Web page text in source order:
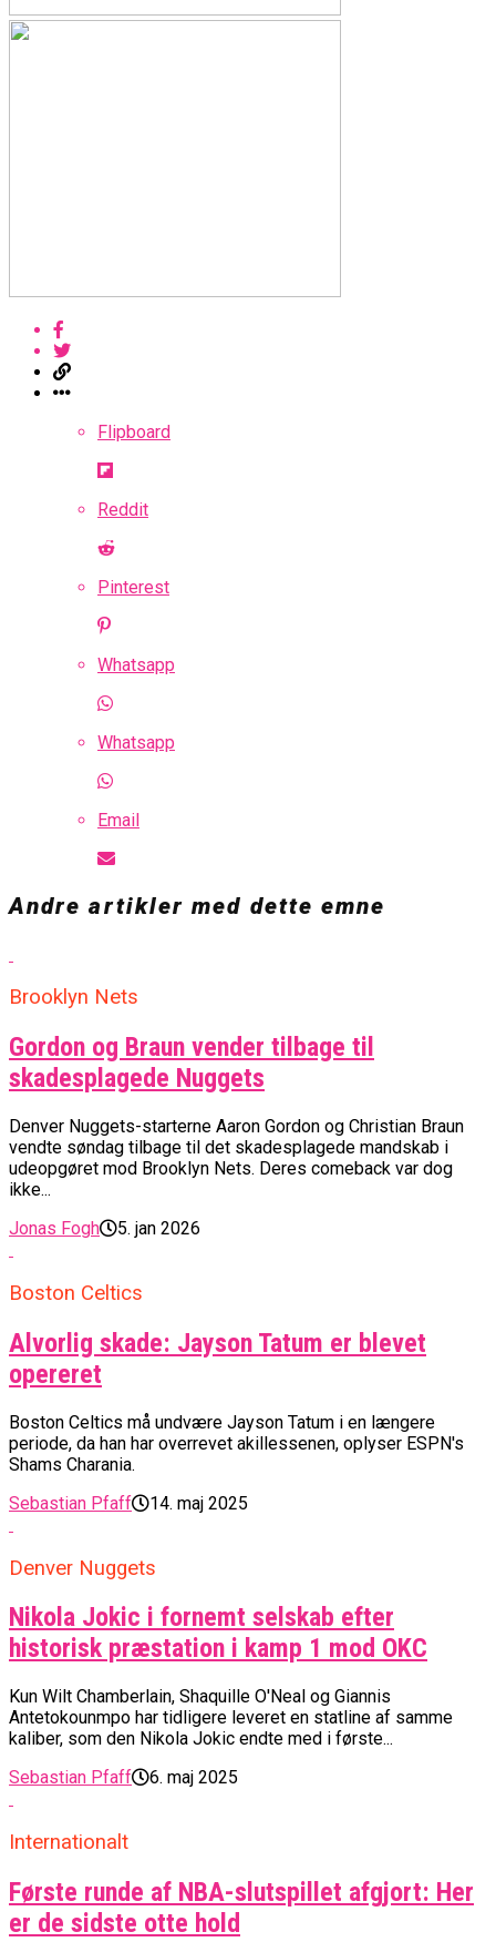
Flipboard
Reddit
Pinterest
Whatsapp
Whatsapp
Email
Andre artikler med dette emne
Brooklyn Nets
Gordon og Braun vender tilbage til
skadesplagede Nuggets
Denver Nuggets-starterne Aaron Gordon og Christian Braun
vendte søndag tilbage til det skadesplagede mandskab i
udeopgøret mod Brooklyn Nets. Deres comeback var dog
ikke...
Jonas Fogh
5. jan 2026
Boston Celtics
Alvorlig skade: Jayson Tatum er blevet
opereret
Boston Celtics må undvære Jayson Tatum i en længere
periode, da han har overrevet akillessenen, oplyser ESPN's
Shams Charania.
Sebastian Pfaff
14. maj 2025
Denver Nuggets
Nikola Jokic i fornemt selskab efter
historisk præstation i kamp 1 mod OKC
Kun Wilt Chamberlain, Shaquille O'Neal og Giannis
Antetokounmpo har tidligere leveret en statline af samme
kaliber, som den Nikola Jokic endte med i første...
Sebastian Pfaff
6. maj 2025
Internationalt
Første runde af NBA-slutspillet afgjort: Her
er de sidste otte hold